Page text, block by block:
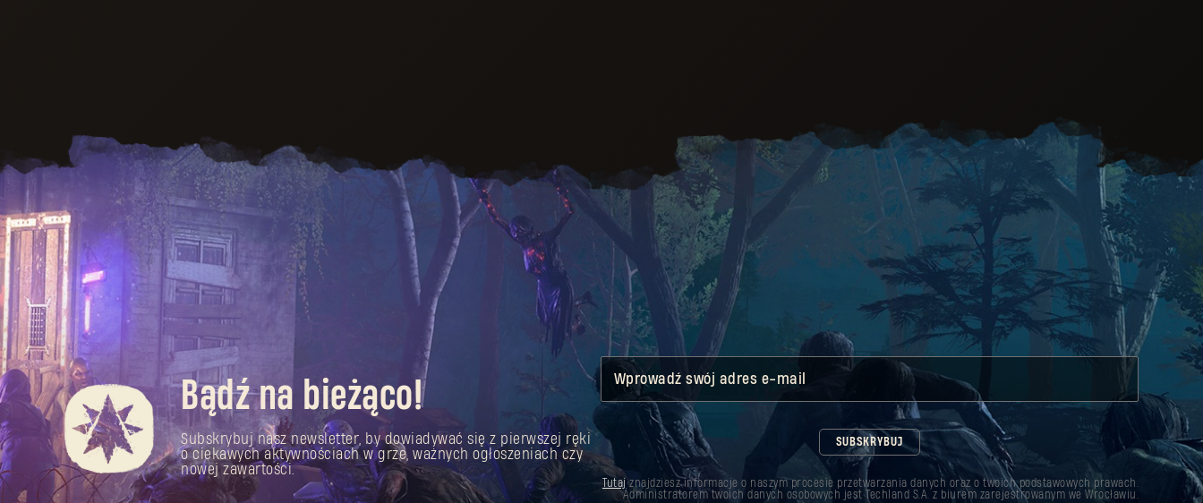
Bądź na bieżąco!
Subskrybuj nasz newsletter, by dowiadywać się z pierwszej ręki
o ciekawych aktywnościach w grze, ważnych ogłoszeniach czy
nowej zawartości.
Wprowadź swój adres e-mail
SUBSKRYBUJ
Tutaj znajdziesz informacje o naszym procesie przetwarzania danych oraz o twoich podstawowych prawach.
Administratorem twoich danych osobowych jest Techland S.A. z biurem zarejestrowanym we Wrocławiu.